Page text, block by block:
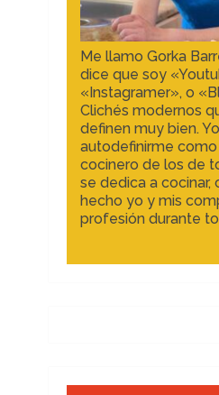
Me llamo Gorka
dice que soy
«Instagramer», o
Clichés modernos
definen muy bien.
autodefinirme como
cocinero de los de
se dedica a cocinar,
hecho yo y mis
profesión durante